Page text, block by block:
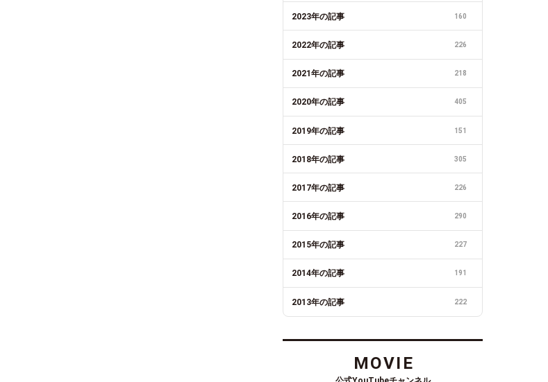
2023年の記事 160
2022年の記事 226
2021年の記事 218
2020年の記事 405
2019年の記事 151
2018年の記事 305
2017年の記事 226
2016年の記事 290
2015年の記事 227
2014年の記事 191
2013年の記事 222
MOVIE